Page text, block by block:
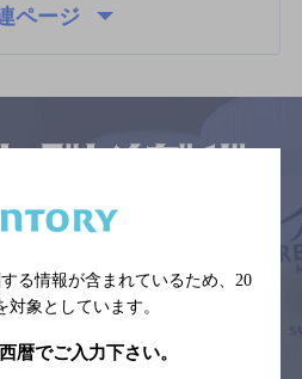
ページ
営業時間などの掲載情報については、
店くださいますようお願い申し上げま
す。
供：ぐるなび
る情報が含まれているため、 20
対象としています。
暦でご入力下さい。